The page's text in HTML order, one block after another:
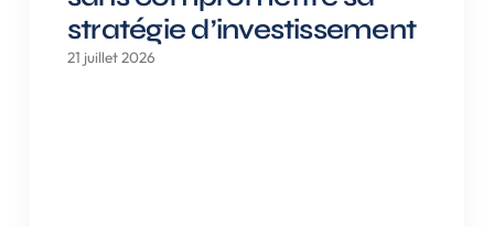
stratégie d’investissement
21 juillet 2026